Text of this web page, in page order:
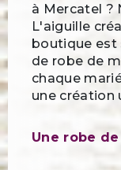
à Mercatel ?
L'aiguille
boutique est
de robe de
chaque
une création
Une robe